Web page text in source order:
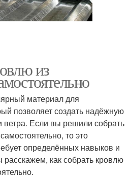
из
материал для
позволяет создать надёжную
ветра. Если вы решили собрать
то это
определённых навыков и
расскажем, как собрать кровлю